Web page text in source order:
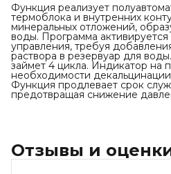
Функция реализует
термоблока и внутренних
минеральных отложений,
воды. Программа активируется
управления, требуя
раствора в резервуар для
займет 4 цикла. Индикатор на
необходимости
Функция продлевает срок
предотвращая снижение
Отзывы и